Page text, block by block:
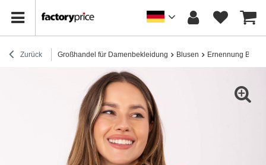
Zurück Großhandel für Damenbekleidung Blusen Ernennung